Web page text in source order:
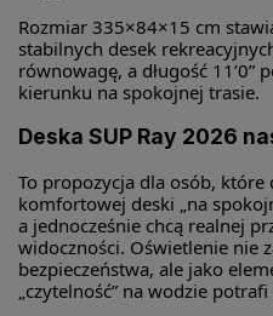
Rozmiar 335×84×15 cm
stabilnych desek
równowagę, a długość 11’0”
kierunku na spokojnej trasie.
Deska SUP Ray 2026
To propozycja dla osób,
komfortowej deski „na
a jednocześnie chcą realnej
widoczności. Oświetlenie nie
bezpieczeństwa, ale jako
„czytelność” na wodzie